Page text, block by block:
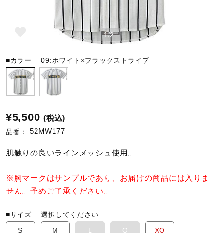
スイム
バレーボール
テニス／ソフトテニス
バドミントン
卓球
1/2
■カラー09:ホワイト×ブラックストライプ
¥5,500 (税込)
品番： 52MW177
肌触りの良いラインメッシュ使用。
※胸マークはサンプルであり、お届けの商品には入りま
せん。予めご了承ください。
■サイズ選択してください
S
M L O XO